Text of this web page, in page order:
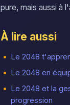
pure, mais aussi à
À lire aussi
Le 2048
Le 2048 en
Le 2048 et la
progression